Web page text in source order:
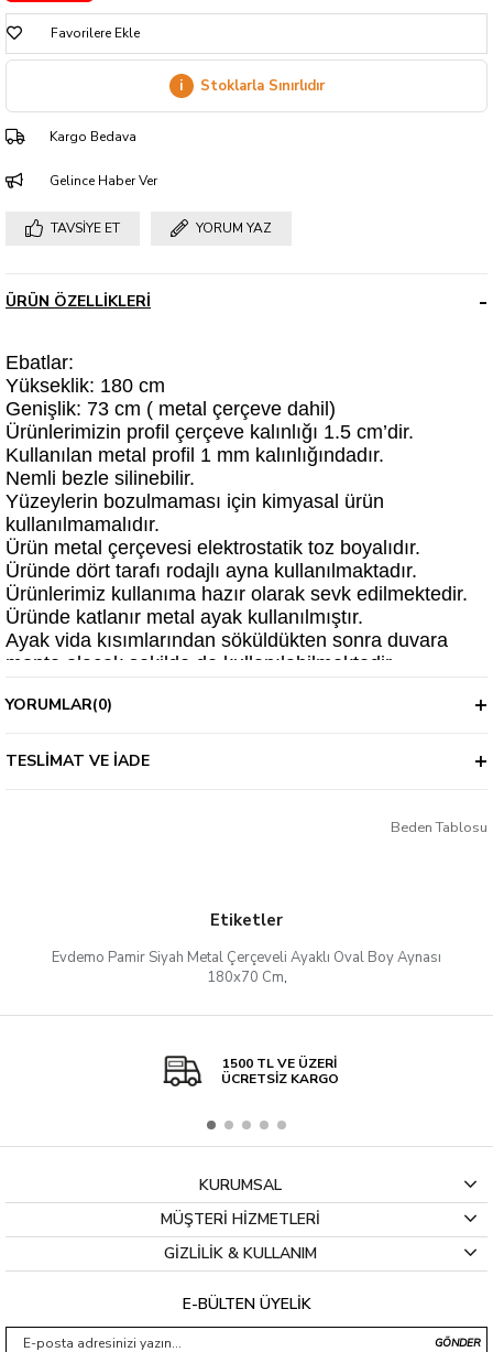
Favorilere Ekle
i Stoklarla Sınırlıdır
Kargo Bedava
Gelince Haber Ver
TAVSIYE ET YORUM YAZ
ÜRÜN ÖZELLIKLERI
Ebatlar:
Yükseklik: 180 cm
Genişlik: 73 cm ( metal çerçeve dahil)
Ürünlerimizin profil çerçeve kalınlığı 1.5 cm’dir.
Kullanılan metal profil 1 mm kalınlığındadır.
Nemli bezle silinebilir.
Yüzeylerin bozulmaması için kimyasal ürün
kullanılmamalıdır.
Ürün metal çerçevesi elektrostatik toz boyalıdır.
Üründe dört tarafı rodajlı ayna kullanılmaktadır.
Ürünlerimiz kullanıma hazır olarak sevk edilmektedir.
Üründe katlanır metal ayak kullanılmıştır.
Ayak vida kısımlarından söküldükten sonra duvara
monte olacak şekilde de kullanılabilmektedir.
YORUMLAR(0)
TESLIMAT VE İADE
Beden Tablosu
Etiketler
Evdemo Pamir Siyah Metal Çerçeveli Ayaklı Oval Boy Aynası
180x70 Cm,
1500 TL VE ÜZERİ
ÜCRETSİZ KARGO
KURUMSAL
MÜŞTERİ HİZMETLERİ
GİZLİLİK & KULLANIM
E-BÜLTEN ÜYELİK
GÖNDER